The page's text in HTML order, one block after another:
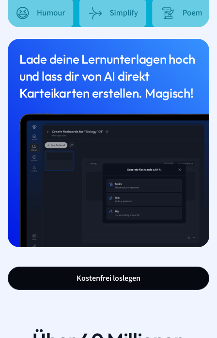
Lade deine Lernunterlagen hoch
und lass dir von AI direkt
Karteikarten erstellen. Magisch!
Kostenfrei loslegen